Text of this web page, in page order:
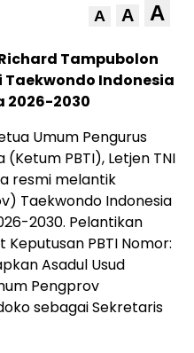
A A A
Tampubolon
Taekwondo Indonesia
2026-2030
Umum Pengurus
PBTI), Letjen TNI
resmi melantik
Taekwondo Indonesia
2030. Pelantikan
PBTI Nomor:
Asadul Usud
Pengprov
sebagai Sekretaris